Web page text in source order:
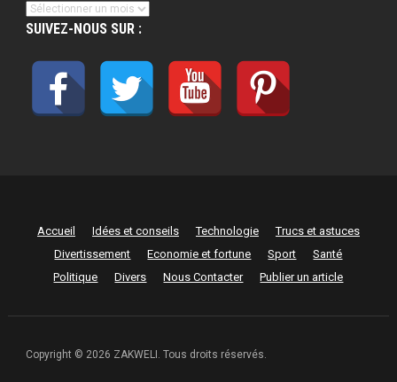
Archives
SUIVEZ-NOUS SUR :
Accueil Idées et conseils Technologie
Trucs et astuces
Divertissement
Economie et fortune Sport
Santé
Politique
Divers Nous Contacter Publier un article
Copyright © 2026 ZAKWELI. Tous droits réservés.